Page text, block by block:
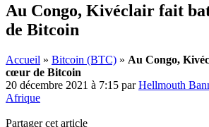
Au Congo, Kivéclair fait
de Bitcoin
Accueil » Bitcoin (BTC) » Au Congo,
cœur de Bitcoin
20 décembre 2021 à 7:15 parHellmouth
Afrique
Partager cet article